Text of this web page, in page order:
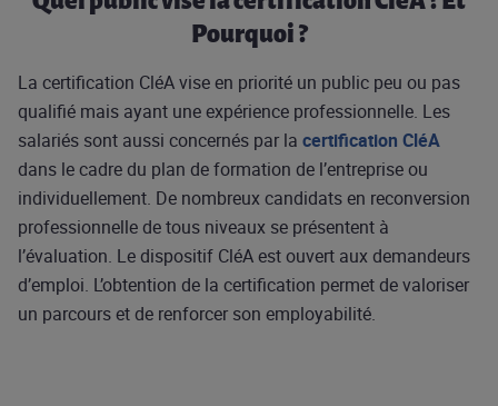
Pourquoi ?
La certification CléA vise en priorité un public peu ou pas
qualifié mais ayant une expérience professionnelle. Les
salariés sont aussi concernés par la certification CléA
dans le cadre du plan de formation de l’entreprise ou
individuellement. De nombreux candidats en reconversion
professionnelle de tous niveaux se présentent à
l’évaluation. Le dispositif CléA est ouvert aux demandeurs
d’emploi. L’obtention de la certification permet de valoriser
un parcours et de renforcer son employabilité.